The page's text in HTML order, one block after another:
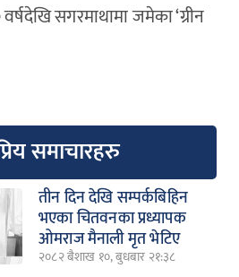
सगरमाथामा जमेका ‘ग्रीन
समाचारहरु
तीन दिन देखि सम्पर्कबिहिन
भएका चितवनका प्रध्यापक
ओमराज मैनाली मृत भेटिए
२०८२ बैशाख १०, बुधबार २१:३८